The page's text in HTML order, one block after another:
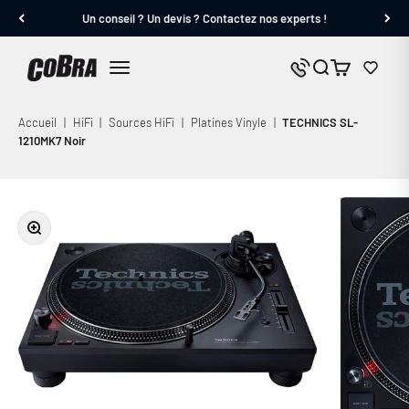
Un conseil ? Un devis ? Contactez nos experts !
Cobra.fr
Nous contacter
Panier
Accueil | HiFi | Sources HiFi | Platines Vinyle | TECHNICS SL-
1210MK7 Noir
Zoomer sur l'image